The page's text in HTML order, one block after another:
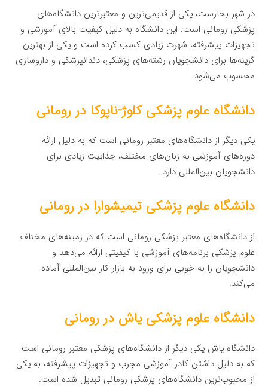
در شهر بخارست، یکی از قدیمی‌ترین و معتبرترین دانشگاه‌های
پزشکی رومانی است. این دانشگاه به دلیل کیفیت بالای آموزشی و
تجهیزات پیشرفته، شهرت زیادی کسب کرده است و یکی از بهترین
گزینه‌ها برای دانشجویان رشته‌های پزشکی، دندانپزشکی و داروسازی
محسوب می‌شود.
دانشگاه علوم پزشکی کلوژ-ناپوکا در رومانی
یکی دیگر از دانشگاه‌های معتبر رومانی است که به دلیل ارائه
دوره‌های آموزشی به زبان‌های مختلف، جذابیت زیادی برای
دانشجویان بین‌المللی دارد.
دانشگاه علوم پزشکی تیمیشوارا در رومانی
از دانشگاه‌های معتبر پزشکی رومانی است که در زمینه‌های مختلف
علوم پزشکی برنامه‌های آموزشی با کیفیتی ارائه می‌دهد و
دانشجویان را به خوبی برای ورود به بازار کار بین‌المللی آماده
می‌کند.
دانشگاه علوم پزشکی یاش در رومانی
دانشگاه یاش یکی دیگر از دانشگاه‌های پزشکی معتبر رومانی است
که به دلیل داشتن کادر آموزشی مجرب و تجهیزات پیشرفته، به یکی
از محبوب‌ترین دانشگاه‌های پزشکی رومانی تبدیل شده است.